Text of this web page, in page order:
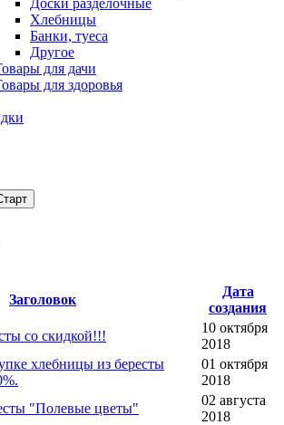
Доски разделочные
Хлебницы
Банки, туеса
Другое
для дачи
для здоровья
Заголовок
Дата
создания
со скидкой!!!
10 октября
2018
хлебницы из бересты
01 октября
2018
"Полевые цветы"
02 августа
2018